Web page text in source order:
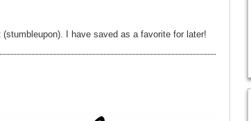
I have saved as a favorite for later!